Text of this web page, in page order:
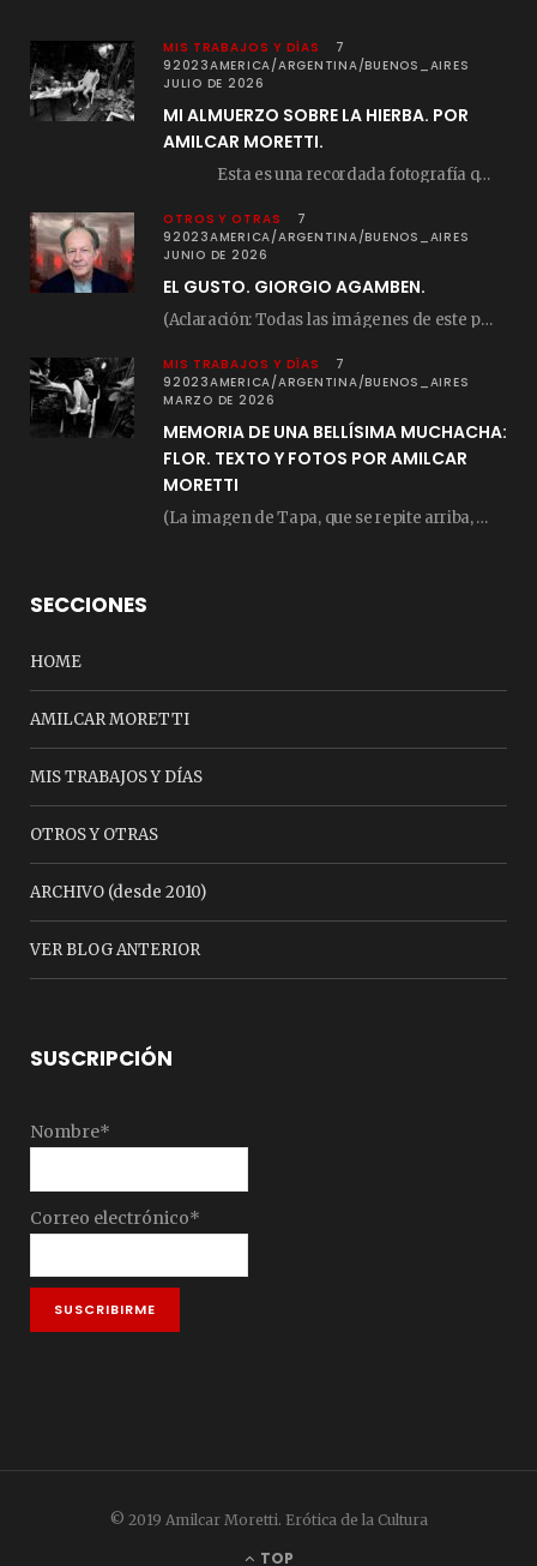
MIS TRABAJOS Y DÍAS
7
92023AMERICA/ARGENTINA/BUENOS_AIRES
JULIO DE 2026
MI ALMUERZO SOBRE LA HIERBA. POR
AMILCAR MORETTI.
Esta es una recordada fotografía que registré…
OTROS Y OTRAS
7
92023AMERICA/ARGENTINA/BUENOS_AIRES
JUNIO DE 2026
EL GUSTO. GIORGIO AGAMBEN.
(Aclaración: Todas las imágenes de este posteo fueron tomadas de Bloghemia.com, y todos los…
MIS TRABAJOS Y DÍAS
7
92023AMERICA/ARGENTINA/BUENOS_AIRES
MARZO DE 2026
MEMORIA DE UNA BELLÍSIMA MUCHACHA:
FLOR. TEXTO Y FOTOS POR AMILCAR
MORETTI
(La imagen de Tapa, que se repite arriba, fue compuesta por Amilcar Moretti el viernes…
SECCIONES
HOME
AMILCAR MORETTI
MIS TRABAJOS Y DÍAS
OTROS Y OTRAS
ARCHIVO (desde 2010)
VER BLOG ANTERIOR
SUSCRIPCIÓN
Nombre*
Correo electrónico*
© 2019 Amilcar Moretti. Erótica de la Cultura
TOP